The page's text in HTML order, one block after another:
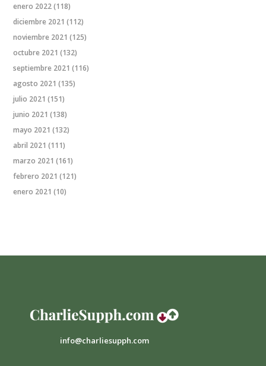
enero 2022(118)
diciembre 2021 (112)
noviembre 2021 (125)
octubre 2021 (132)
septiembre 2021 (116)
agosto 2021 (135)
julio 2021 (151)
junio 2021 (138)
mayo 2021 (132)
abril 2021 (111)
marzo 2021 (161)
febrero 2021 (121)
enero 2021 (10)
info@charliesupph.com